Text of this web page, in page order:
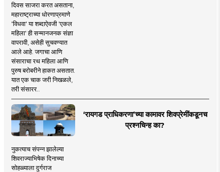
दिवस साजरा करत असताना,
महाराष्ट्राच्या धोरणाप्रमाणे
'विधवा' या शब्दाऐवजी 'एकल
महिला' ही सन्मानजनक संज्ञा
वापरावी, असेही सुचवण्यात
आले आहे. जगाचा आणि
संसाराचा रथ महिला आणि
पुरुष बरोबरीने हाकत असतात.
यात एक चाक जरी निखळले,
तरी संसारर..
‘रायगड प्राधिकरणा’च्या कामावर शिवप्रेमींकडूनच
प्रश्नचिन्ह का?
नुकत्याच संपन्न झालेल्या
शिवराज्याभिषेक दिनाच्या
सोहळ्याला दुर्गराज